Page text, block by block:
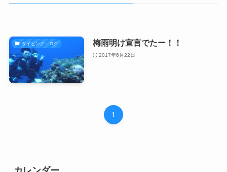
ダイビング・ログ 梅雨明け宣言でたー！！
2017年6月22日
1